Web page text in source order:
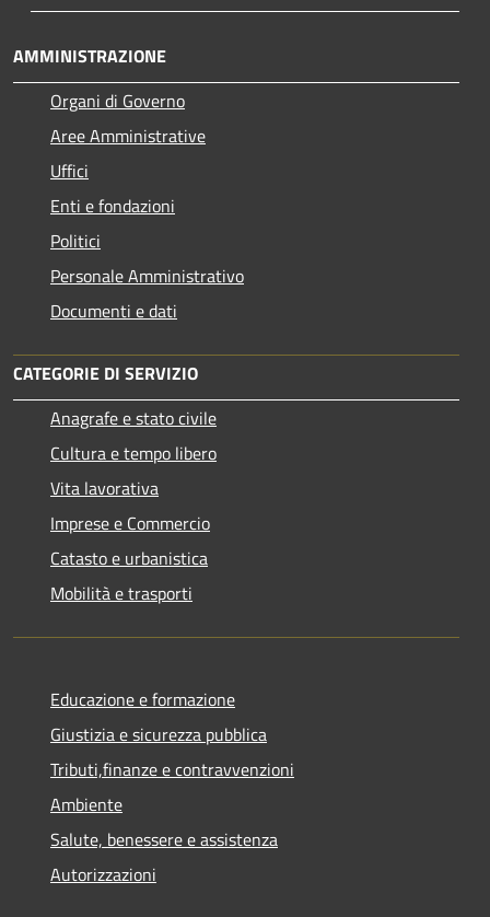
AMMINISTRAZIONE
Organi di Governo
Aree Amministrative
Uffici
Enti e fondazioni
Politici
Personale Amministrativo
Documenti e dati
CATEGORIE DI SERVIZIO
Anagrafe e stato civile
Cultura e tempo libero
Vita lavorativa
Imprese e Commercio
Catasto e urbanistica
Mobilità e trasporti
Educazione e formazione
Giustizia e sicurezza pubblica
Tributi,finanze e contravvenzioni
Ambiente
Salute, benessere e assistenza
Autorizzazioni